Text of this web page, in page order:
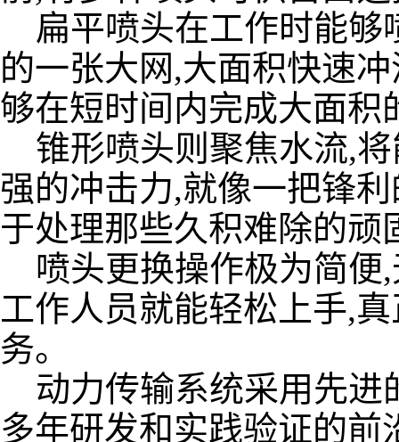
扁平喷头在工作时能够
的一张大网,大面积快速
够在短时间内完成大面积
锥形喷头则聚焦水流,将
强的冲击力,就像一把锋
于处理那些久积难除的顽
喷头更换操作极为简便,
工作人员就能轻松上手,
务。
动力传输系统采用先进
多年研发和实践验证的